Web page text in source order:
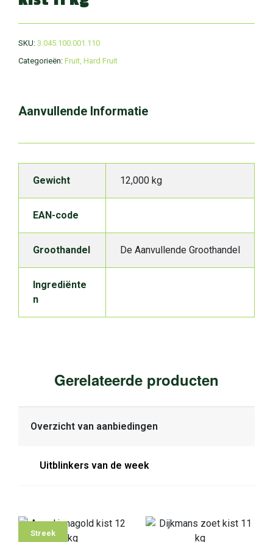
SKU: 3.045.100.001.110
Categorieën: Fruit Hard Fruit
Aanvullende Informatie
Gewicht 12,000 kg
EAN-code
Groothandel De Aanvullende Groothandel
Ingrediënte
n
Gerelateerde producten
Overzicht van aanbiedingen
Uitblinkers van de week
Streek